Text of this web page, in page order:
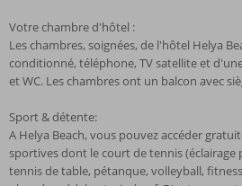
Votre chambre d'hôtel :
Les chambres, soignées, de l'hôtel Helya
conditionné, téléphone, TV satellite et
et WC. Les chambres ont un balcon avec
Sport & détente:
A Helya Beach, vous pouvez accéder
sportives dont le court de tennis (éclairage
tennis de table, pétanque, volleyball,